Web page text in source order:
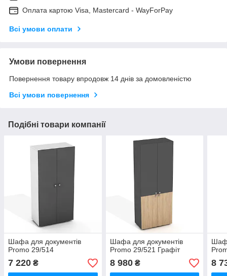
Оплата картою Visa, Mastercard - WayForPay
Всі умови оплати
Умови повернення
Повернення товару впродовж 14 днів за домовленістю
Всі умови повернення
Подібні товари компанії
Шафа для документів
Promo 29/514
7 220 ₴
Шафа для документів
Promo 29/521 Графіт
8 980₴ 8